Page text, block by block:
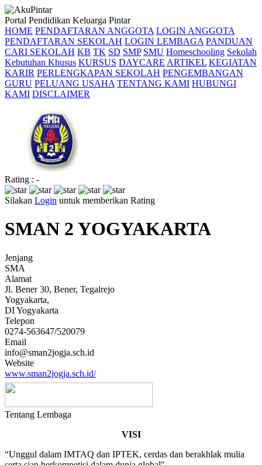
Portal Pendidikan Keluarga Pintar
HOME PENDAFTARAN ANGGOTA LOGIN ANGGOTA
PENDAFTARAN SEKOLAH LOGIN LEMBAGA PANDUAN
CARI SEKOLAH KB TK SD SMP SMU Homeschooling Sekolah
Kebutuhan Khusus KURSUS DAYCARE ARTIKEL KEGIATAN
KARIR PERLENGKAPAN SEKOLAH PENGEMBANGAN
GURU PELUANG USAHA TENTANG KAMI HUBUNGI
KAMI DISCLAIMER
Rating : -
Silakan Login untuk memberikan Rating
SMAN 2 YOGYAKARTA
Jenjang
SMA
Alamat
Jl. Bener 30, Bener, Tegalrejo
Yogyakarta,
DI Yogyakarta
Telepon
0274-563647/520079
Email
info@sman2jogja.sch.id
Website
www.sman2jogja.sch.id/
Tentang Lembaga
VISI
“Unggul dalam IMTAQ dan IPTEK, cerdas dan berakhlak mulia